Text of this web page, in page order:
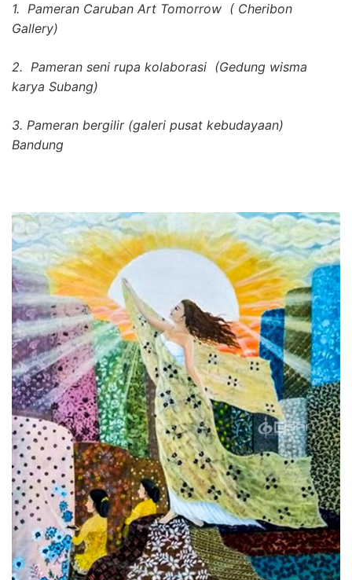
1. Pameran Caruban Art Tomorrow ( Cheribon
Gallery)
2. Pameran seni rupa kolaborasi (Gedung wisma
karya Subang)
3. Pameran bergilir (galeri pusat kebudayaan)
Bandung